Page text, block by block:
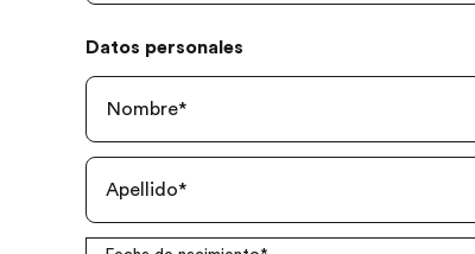
Datos personales
Nombre*
Apellido*